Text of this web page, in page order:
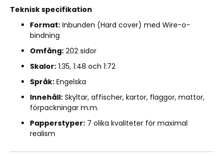
Teknisk specifikation
Format: Inbunden (Hard cover) med Wire-o-
bindning
Omfång: 202 sidor
Skalor: 1:35, 1:48 och 1:72
Språk: Engelska
Innehåll: Skyltar, affischer, kartor, flaggor, mattor,
förpackningar m.m.
Papperstyper: 7 olika kvaliteter för maximal
realism